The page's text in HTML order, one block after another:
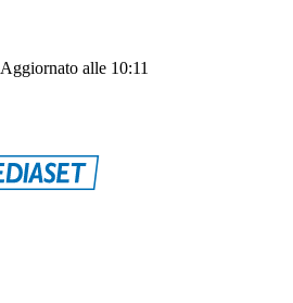
Aggiornato alle 10:11